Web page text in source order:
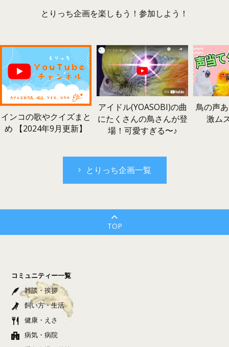
とりっち企画を楽しもう！参加しよう！
インコの歌やクイズまと
め 【2024年9月更新】
アイドル(YOASOBI)の曲
にたくさんの鳥さんが登
場！可愛すぎる〜♪
鳥の声
激ム
とりっち企画一覧
TOP
コミュニティー一覧
雑談・挨拶
飼い方・生活
健康・えさ
病気・病院